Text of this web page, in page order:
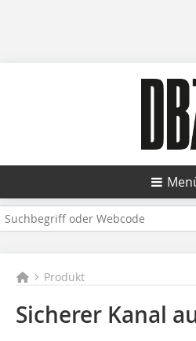
Produkt
Sicherer Kanal